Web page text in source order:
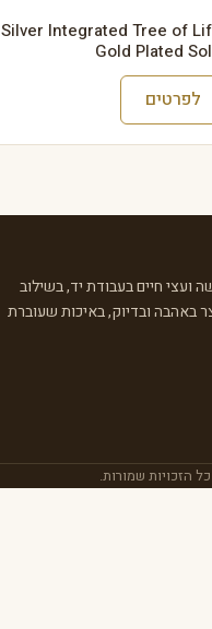
Silver Integrated Tree of
Gold Plated
לפרטים
חיים בעבודת יד, בשילוב
באהבה ובדיוק, באיכות שעוברת